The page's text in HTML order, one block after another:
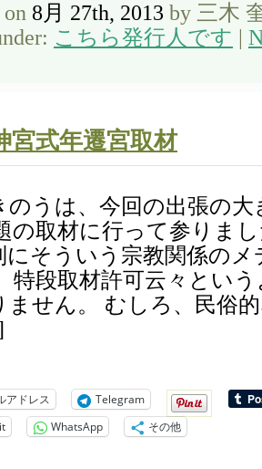
on 8月 27th, 2013 by 三木
こちら発行人です
宮式年遷宮取材
のうは、今回の出張の
の取材に行って参りま
にそういう宗教関係の
特段取材許可云々とい
ません。 むしろ、民俗
アドレス
Telegram
WhatsApp その他